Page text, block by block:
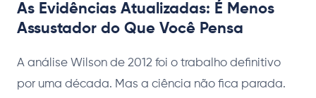
As Evidências Atualizadas: É Menos
Assustador do Que Você Pensa
A análise Wilson de 2012 foi o trabalho definitivo
por uma década. Mas a ciência não fica parada.